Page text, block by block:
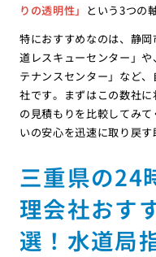
りの透明性」 という3つの
特におすすめなのは、静
道レスキューセンター」
テナンスセンター」など
社です。まずはこの数社
の見積もりを比較してみ
いの安心を迅速に取り戻す
三重県の24
理会社おす
選！水道局